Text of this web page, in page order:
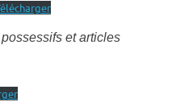
et articles